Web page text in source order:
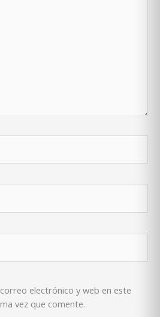
electrónico y web en este
vez que comente.